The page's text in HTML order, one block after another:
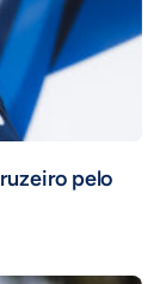
pelo